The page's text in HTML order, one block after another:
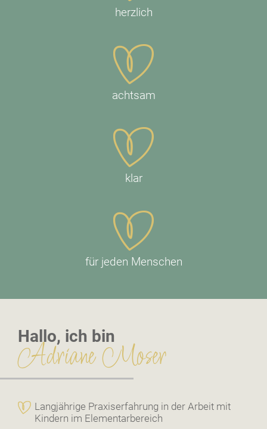
herzlich
achtsam
klar
für jeden Menschen
Hallo, ich bin
Adriane Moser
Langjährige Praxiserfahrung in der Arbeit mit
Kindern im Elementarbereich